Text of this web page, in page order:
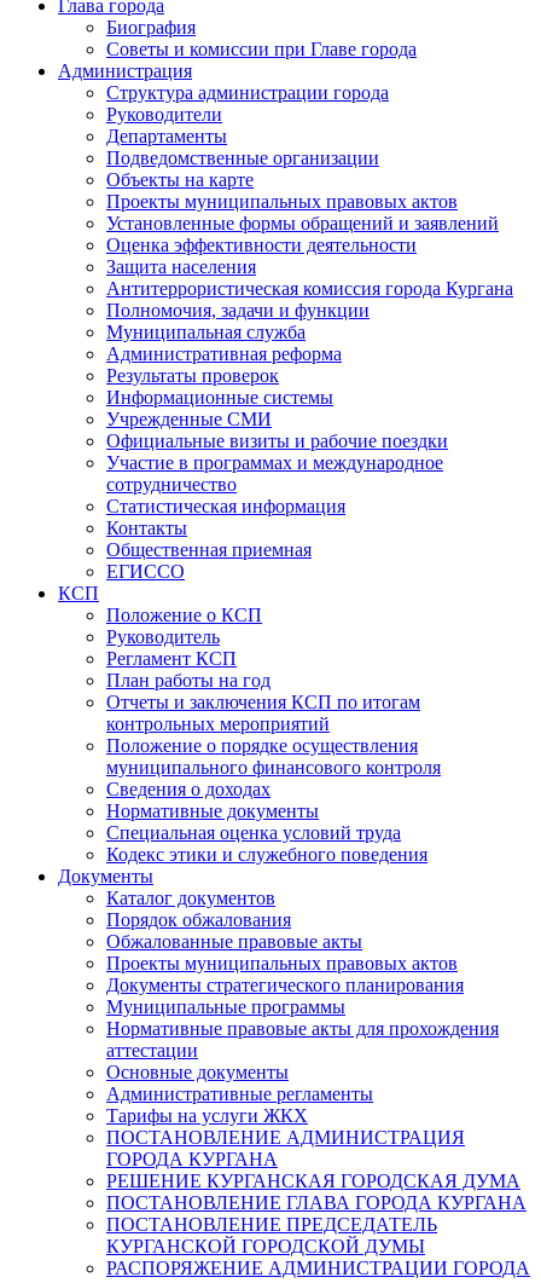
Глава города
Биография
Советы и комиссии при Главе города
Администрация
Структура администрации города
Руководители
Департаменты
Подведомственные организации
Объекты на карте
Проекты муниципальных правовых актов
Установленные формы обращений и заявлений
Оценка эффективности деятельности
Защита населения
Антитеррористическая комиссия города Кургана
Полномочия, задачи и функции
Муниципальная служба
Административная реформа
Результаты проверок
Информационные системы
Учрежденные СМИ
Официальные визиты и рабочие поездки
Участие в программах и международное
сотрудничество
Статистическая информация
Контакты
Общественная приемная
ЕГИССО
КСП
Положение о КСП
Руководитель
Регламент КСП
План работы на год
Отчеты и заключения КСП по итогам
контрольных мероприятий
Положение о порядке осуществления
муниципального финансового контроля
Сведения о доходах
Нормативные документы
Специальная оценка условий труда
Кодекс этики и служебного поведения
Документы
Каталог документов
Порядок обжалования
Обжалованные правовые акты
Проекты муниципальных правовых актов
Документы стратегического планирования
Муниципальные программы
Нормативные правовые акты для прохождения
аттестации
Основные документы
Административные регламенты
Тарифы на услуги ЖКХ
ПОСТАНОВЛЕНИЕ АДМИНИСТРАЦИЯ
ГОРОДА КУРГАНА
РЕШЕНИЕ КУРГАНСКАЯ ГОРОДСКАЯ ДУМА
ПОСТАНОВЛЕНИЕ ГЛАВА ГОРОДА КУРГАНА
ПОСТАНОВЛЕНИЕ ПРЕДСЕДАТЕЛЬ
КУРГАНСКОЙ ГОРОДСКОЙ ДУМЫ
РАСПОРЯЖЕНИЕ АДМИНИСТРАЦИИ ГОРОДА